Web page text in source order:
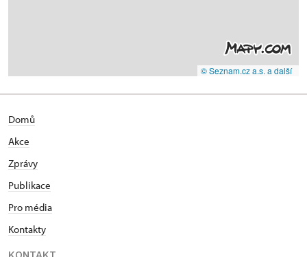
© Seznam.cz a.s. a další
Domů
Akce
Zprávy
Publikace
Pro média
Kontakty